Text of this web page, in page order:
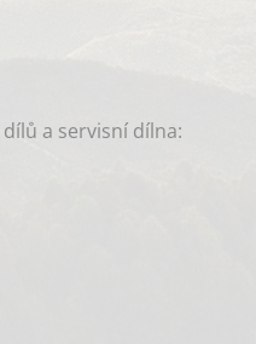
a servisní dílna: